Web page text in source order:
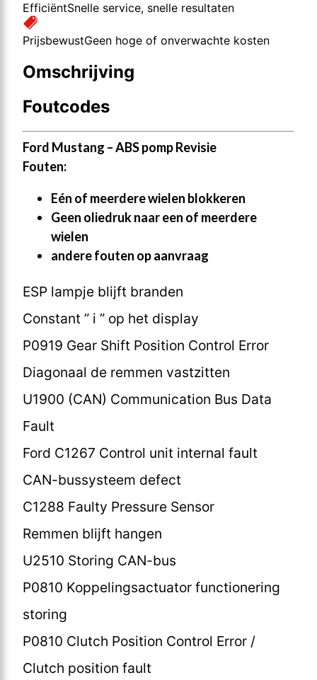
EfficiëntSnelle service, snelle resultaten
PrijsbewustGeen hoge of onverwachte kosten
Omschrijving
Foutcodes
Ford Mustang – ABS pomp Revisie
Fouten:
Eén of meerdere wielen blokkeren
Geen oliedruk naar een of meerdere
wielen
andere fouten op aanvraag
ESP lampje blijft branden
Constant ” i ” op het display
P0919 Gear Shift Position Control Error
Diagonaal de remmen vastzitten
U1900 (CAN) Communication Bus Data
Fault
Ford C1267 Control unit internal fault
CAN-bussysteem defect
C1288 Faulty Pressure Sensor
Remmen blijft hangen
U2510 Storing CAN-bus
P0810 Koppelingsactuator functionering
storing
P0810 Clutch Position Control Error /
Clutch position fault